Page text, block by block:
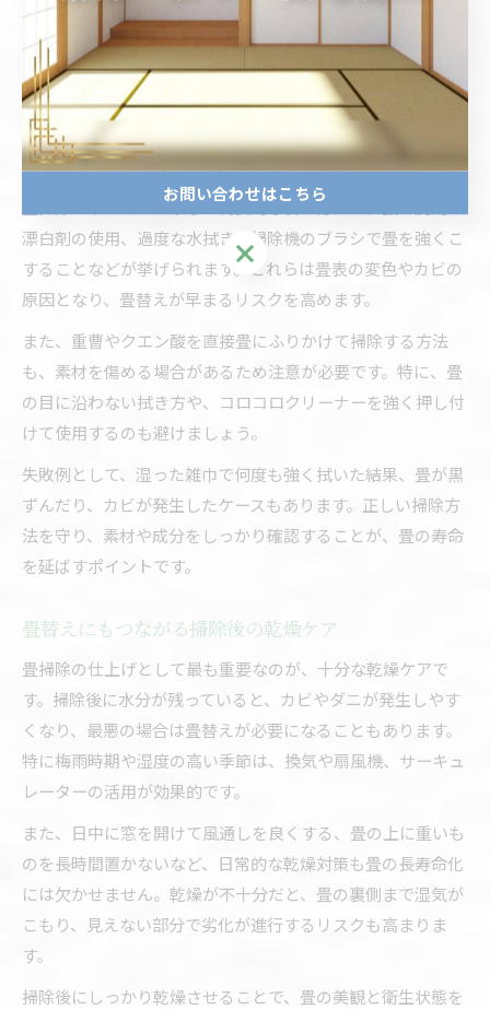
隙間にゴミが残りやすい点にも注意しましょう。畳掃除にク
イックルワイパーを使う際は、畳の目に沿ってやさしく動か
し、定期的にシートを交換することで、和室の清潔を安全に
保てます。
畳掃除でやってはいけない使い方を解説
畳掃除でやってはいけない代表的な使い方には、強い洗剤や
漂白剤の使用、過度な水拭き、掃除機のブラシで畳を強くこ
することなどが挙げられます。これらは畳表の変色やカビの
原因となり、畳替えが早まるリスクを高めます。
また、重曹やクエン酸を直接畳にふりかけて掃除する方法
も、素材を傷める場合があるため注意が必要です。特に、畳
の目に沿わない拭き方や、コロコロクリーナーを強く押し付
けて使用するのも避けましょう。
失敗例として、湿った雑巾で何度も強く拭いた結果、畳が黒
ずんだり、カビが発生したケースもあります。正しい掃除方
法を守り、素材や成分をしっかり確認することが、畳の寿命
を延ばすポイントです。
畳替えにもつながる掃除後の乾燥ケア
畳掃除の仕上げとして最も重要なのが、十分な乾燥ケアで
す。掃除後に水分が残っていると、カビやダニが発生しやす
くなり、最悪の場合は畳替えが必要になることもあります。
特に梅雨時期や湿度の高い季節は、換気や扇風機、サーキュ
レーターの活用が効果的です。
また、日中に窓を開けて風通しを良くする、畳の上に重いも
のを長時間置かないなど、日常的な乾燥対策も畳の長寿命化
には欠かせません。乾燥が不十分だと、畳の裏側まで湿気が
こもり、見えない部分で劣化が進行するリスクも高まりま
す。
掃除後にしっかり乾燥させることで、畳の美観と衛生状態を
お問い合わせはこちら
お問い合わせはこちら